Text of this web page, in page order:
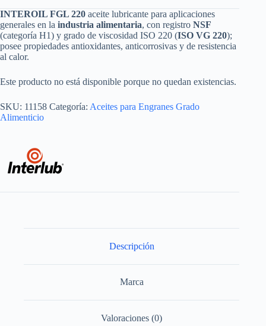
INTEROIL FGL 220 aceite lubricante para aplicaciones
generales en la industria alimentaria, con registro NSF
(categoría H1) y grado de viscosidad ISO 220 (ISO VG 220);
posee propiedades antioxidantes, anticorrosivas y de resistencia
al calor.
Este producto no está disponible porque no quedan existencias.
SKU: 11158 Categoría: Aceites para Engranes Grado
Alimenticio
Descripción
Marca
Valoraciones (0)